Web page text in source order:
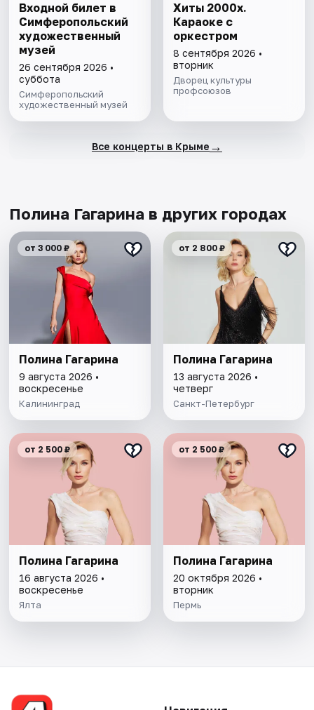
Входной билет в
Симферопольский
художественный
музей
26 сентября 2026 •
суббота
Симферопольский
художественный музей
Хиты 2000х.
Караоке с
оркестром
8 сентября 2026 •
вторник
Дворец культуры
профсоюзов
Все концерты в Крыме →
Полина Гагарина в других городах
от 3 000 ₽
Полина Гагарина
9 августа 2026 •
воскресенье
Калининград
от 2 800 ₽
Полина Гагарина
13 августа 2026 •
четверг
Санкт-Петербург
от 2 500 ₽
Полина Гагарина
16 августа 2026 •
воскресенье
Ялта
от 2 500 ₽
Полина Гагарина
20 октября 2026 •
вторник
Пермь